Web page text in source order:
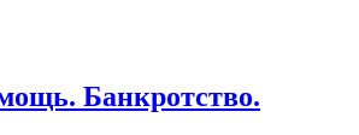
Банкротство.